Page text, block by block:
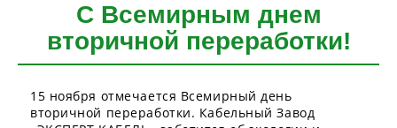
С Всемирным днем
вторичной переработки!
15 ноября отмечается Всемирный день
вторичной переработки. Кабельный Завод